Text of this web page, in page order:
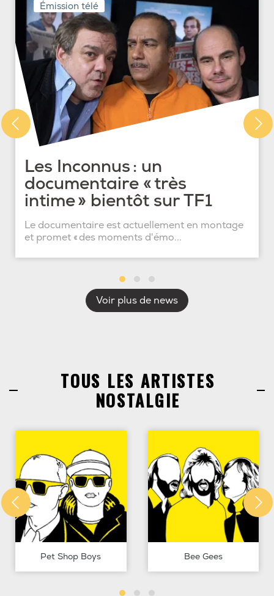
Émission télé
Les Inconnus : un
documentaire « très
intime » bientôt sur TF1
Le documentaire est actuellement en montage
et promet « des moments d'émo...
Voir plus de news
TOUS LES ARTISTES
NOSTALGIE
Pet Shop Boys Bee Gees